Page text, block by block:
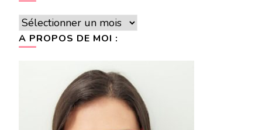
Archives
A PROPOS DE MOI :